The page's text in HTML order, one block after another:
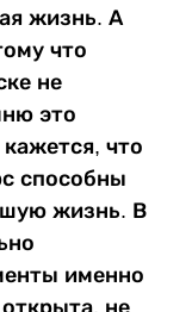
жизнь. А
что
не
это
что
способны
жизнь. В
именно